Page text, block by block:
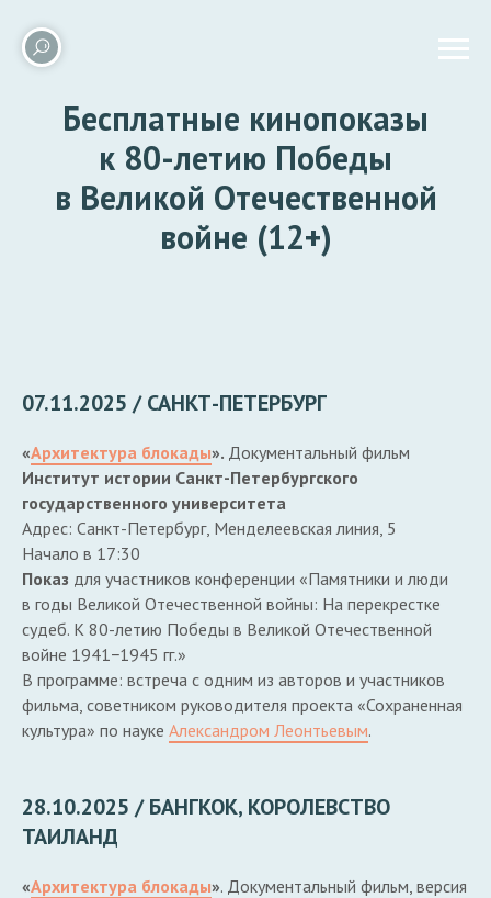
Бесплатные кинопоказы
к 80-летию Победы
в Великой Отечественной
войне (12+)
07.11.2025 / САНКТ-ПЕТЕРБУРГ
«Архитектура блокады». Документальный фильм
Институт истории Санкт-Петербургского
государственного университета
Адрес: Санкт-Петербург, Менделеевская линия, 5
Начало в 17:30
Показ для участников конференции «Памятники и люди
в годы Великой Отечественной войны: На перекрестке
судеб. К 80-летию Победы в Великой Отечественной
войне 1941−1945 гг.»
В программе: встреча с одним из авторов и участников
фильма, советником руководителя проекта «Сохраненная
культура» по науке Александром Леонтьевым.
28.10.2025 / БАНГКОК, КОРОЛЕВСТВО
ТАИЛАНД
«Архитектура блокады». Документальный фильм, версия